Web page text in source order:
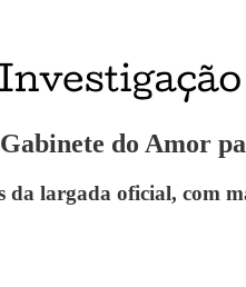
do Amor
largada oficial, com